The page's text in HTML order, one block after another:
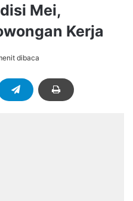
Mei,
Kerja
dibaca